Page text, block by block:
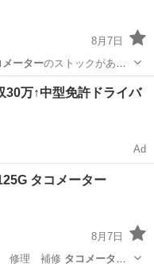
8月7日
ーターのストックがある
30万↑中型免許ドライバ
Ad
タコメーター
8月7日
修理 補修 タコメータ